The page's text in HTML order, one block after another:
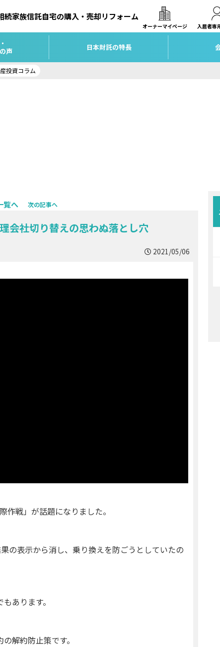
続家族信託自宅の購入・売却リフォーム
オーナーマイページ 入居者専
声
日本財託の特長
投資コラム
覧へ 次の記事へ
会社切り替えの思わぬ落とし穴
2021/05/06
戦」が話題になりました。
の表示から消し、乗り換えを防ごうとしていたの
あります。
解約防止策です。